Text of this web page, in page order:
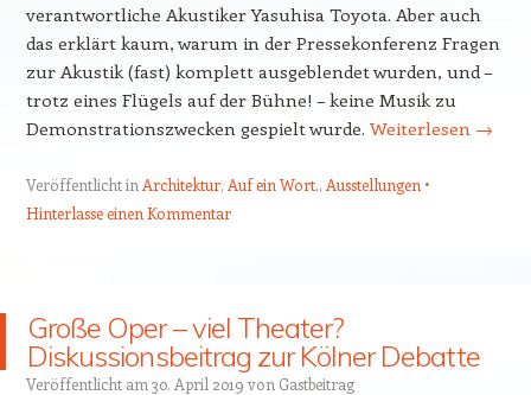
verantwortliche Akustiker Yasuhisa Toyota. Aber auch
das erklärt kaum, warum in der Pressekonferenz Fragen
zur Akustik (fast) komplett ausgeblendet wurden, und –
trotz eines Flügels auf der Bühne! – keine Musik zu
Demonstrationszwecken gespielt wurde. Weiterlesen →
Veröffentlicht in Architektur, Auf ein Wort., Ausstellungen
Hinterlasse einen Kommentar
Große Oper – viel Theater?
Diskussionsbeitrag zur Kölner Debatte
Veröffentlicht am 30. April 2019 von Gastbeitrag